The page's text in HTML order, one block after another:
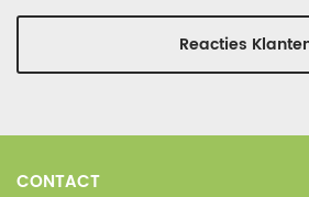
Reacties
CONTACT